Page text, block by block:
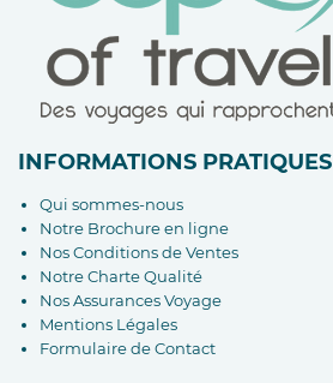
INFORMATIONS PRATIQUES
Qui sommes-nous
Notre Brochure en ligne
Nos Conditions de Ventes
Notre Charte Qualité
Nos Assurances Voyage
Mentions Légales
Formulaire de Contact